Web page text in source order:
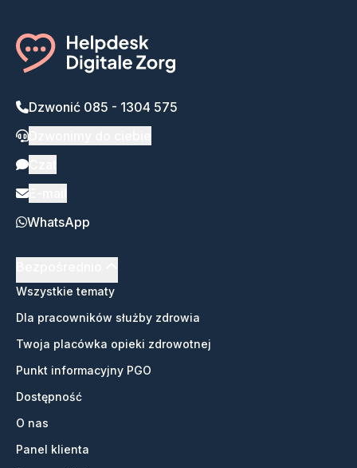
Dzwonić 085 - 1304 575
WhatsApp
Wszystkie tematy
Dla pracowników służby zdrowia
Twoja placówka opieki zdrowotnej
Punkt informacyjny PGO
Dostępność
O nas
Panel klienta